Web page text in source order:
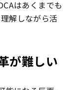
はあくまでも
解しながら活
が難しい